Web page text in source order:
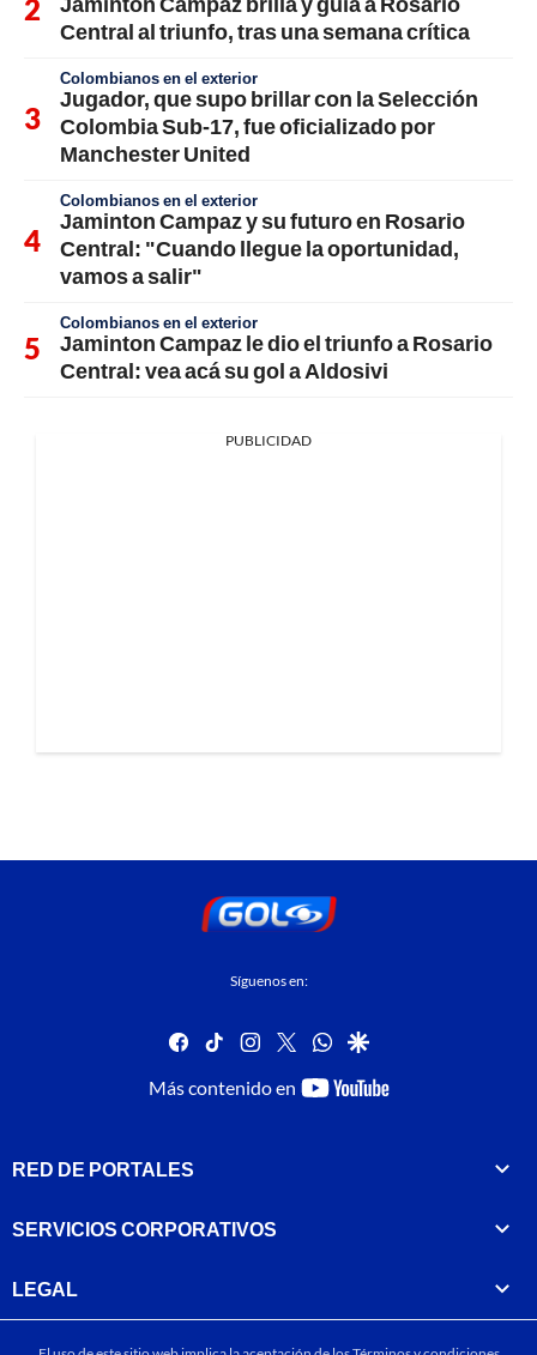
Central al triunfo, tras una semana crítica
Colombianos en el exterior
Jugador, que supo brillar con la Selección
Colombia Sub-17, fue oficializado por
Manchester United
Colombianos en el exterior
Jaminton Campaz y su futuro en Rosario
Central: "Cuando llegue la oportunidad,
vamos a salir"
Colombianos en el exterior
Jaminton Campaz le dio el triunfo a Rosario
Central: vea acá su gol a Aldosivi
PUBLICIDAD
Síguenos en:
facebook
tiktok instagram
twitterwhatsapp
google
Más contenido en
youtube-
RED DE PORTALES
SERVICIOS CORPORATIVOS
LEGAL